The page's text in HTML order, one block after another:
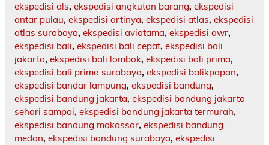
ekspedisi als, ekspedisi angkutan barang, ekspedisi
antar pulau, ekspedisi artinya, ekspedisi atlas, ekspedisi
atlas surabaya, ekspedisi aviatama, ekspedisi awr,
ekspedisi bali, ekspedisi bali cepat, ekspedisi bali
jakarta, ekspedisi bali lombok, ekspedisi bali prima,
ekspedisi bali prima surabaya, ekspedisi balikpapan,
ekspedisi bandar lampung, ekspedisi bandung,
ekspedisi bandung jakarta, ekspedisi bandung jakarta
sehari sampai, ekspedisi bandung jakarta termurah,
ekspedisi bandung makassar, ekspedisi bandung
medan, ekspedisi bandung surabaya, ekspedisi